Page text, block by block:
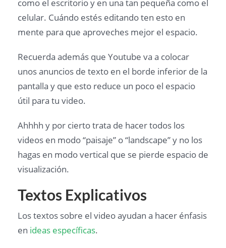
como el escritorio y en una tan pequeña como el
celular. Cuándo estés editando ten esto en
mente para que aproveches mejor el espacio.
Recuerda además que Youtube va a colocar
unos anuncios de texto en el borde inferior de la
pantalla y que esto reduce un poco el espacio
útil para tu video.
Ahhhh y por cierto trata de hacer todos los
videos en modo “paisaje” o “landscape” y no los
hagas en modo vertical que se pierde espacio de
visualización.
Textos Explicativos
Los textos sobre el video ayudan a hacer énfasis
en ideas específicas.